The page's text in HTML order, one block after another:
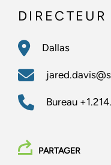
Dallas
Bureau
PARTAGER